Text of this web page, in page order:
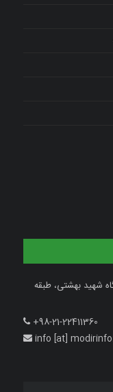
شهید بهشتی، طبقه
+98-21-22411360
info [at]